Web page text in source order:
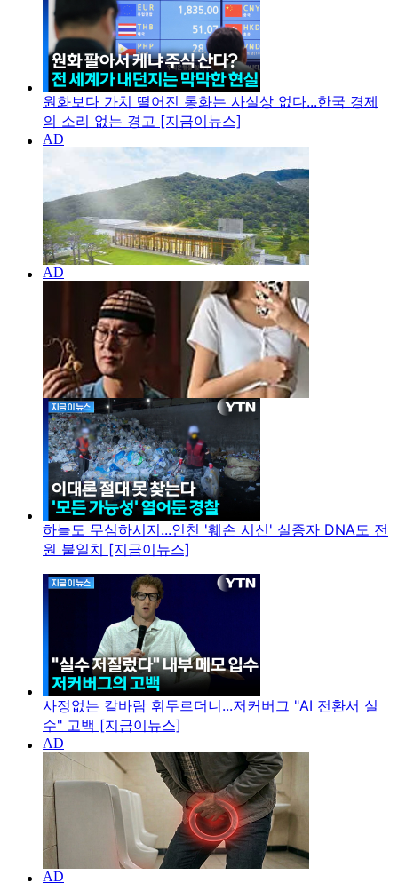
원화보다 가치 떨어진 통화는 사실상 없다...한국 경제
의 소리 없는 경고 [지금이뉴스]
하늘도 무심하시지...인천 '훼손 시신' 실종자 DNA도 전
원 불일치 [지금이뉴스]
사정없는 칼바람 휘두르더니...저커버그 "AI 전환서 실
수" 고백 [지금이뉴스]